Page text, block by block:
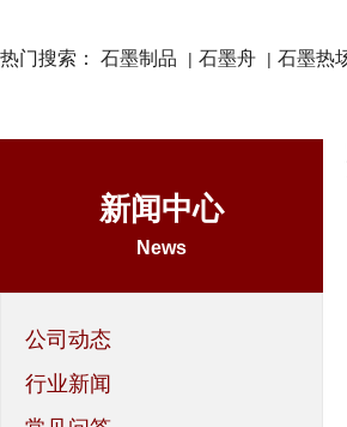
热门搜索： 石墨制品 | 石墨舟 | 石墨热
新闻中心
News
公司动态
行业新闻